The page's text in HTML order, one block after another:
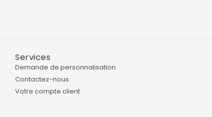
Services
Demande de personnalisation
Contactez-nous
Votre compte client